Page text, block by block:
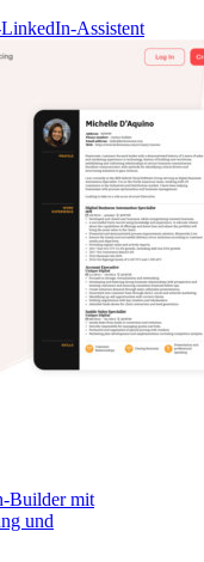
Assistent
Builder mit
und